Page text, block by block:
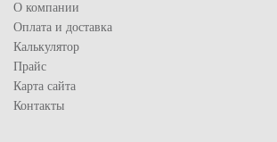
О компании
Оплата и доставка
Калькулятор
Прайс
Карта сайта
Контакты